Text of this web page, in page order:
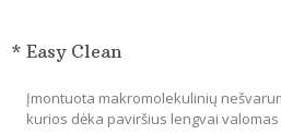
* Easy Clean
Įmontuota makromolekulinių
kurios dėka paviršius lengvai